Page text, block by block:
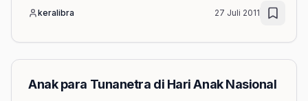
keralibra 27 Juli 2011
Anak para Tunanetra di Hari Anak Nasional